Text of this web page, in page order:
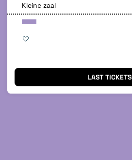
Kleine zaal
LAST TICKETS